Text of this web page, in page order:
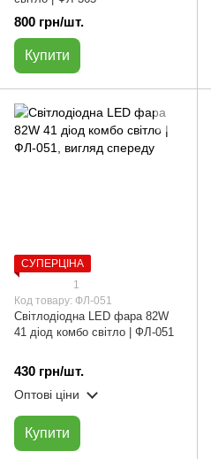
800 грн/шт.
Купити
СУПЕРЦІНА
1
Код товару: ФЛ-051
Світлодіодна LED фара 82W
41 діод комбо світло | ФЛ-051
430 грн/шт.
Оптові ціни
Купити